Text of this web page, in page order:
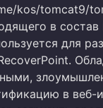
kos/tomcat9/
в
для
в веб-